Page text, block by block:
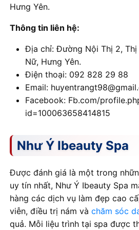
Hưng Yên.
Thông tin liên hệ:
Địa chỉ: Đường Nội Thị 2, Thị
Nữ, Hưng Yên.
Điện thoại: 092 828 29 88
Email:
Facebook: Fb.com/
id=100063658414815
Như Ý Ibeauty Spa
Được đánh giá là một trong
uy tín nhất, Như Ý Ibeauty Spa
hàng các dịch vụ làm đẹp cao
viễn, điều trị nám và chăm sóc
quả. Mỗi liệu trình tại spa được